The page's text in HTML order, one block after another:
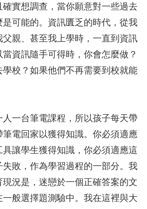
確實想調查，當你願意對一些過去
是可能的。資訊匱乏的時代，從我
親、甚至我上學時，一直到資訊
資訊隨手可得時，你會怎麼做？
校？如果他們不再需要到校就能
一台筆電課程，所以孩子每天帶
電回家以獲得知識。你必須適應
讓學生獲得知識，你必須適應這
敗，作為學習過程的一部分。我
況是，迷戀於一個正確答案的文
般選擇題測驗中。我在這裡與大